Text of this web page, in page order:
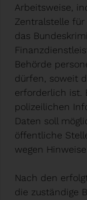
Arbeitsweise,
Zentralstelle
das
Behörde
dürfen, soweit
erforderlich ist.
polizeilichen
Daten soll
öffentliche
wegen
Nach den
die zuständige